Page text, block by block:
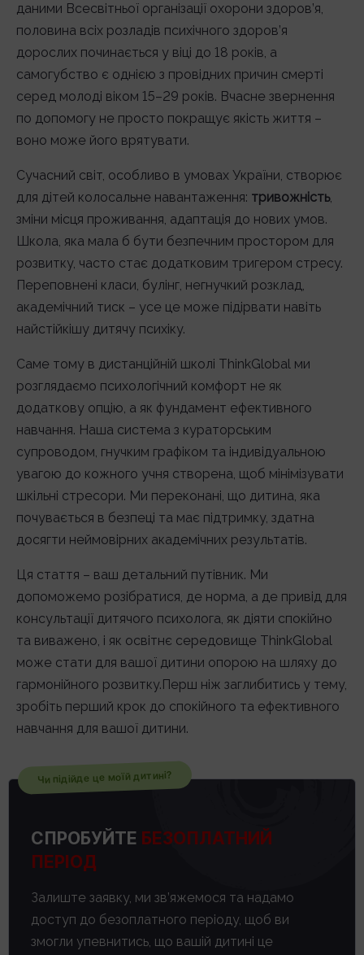
даними Всесвітньої організації охорони здоров’я,
половина всіх розладів психічного здоров’я
дорослих починається у віці до 18 років, а
самогубство є однією з провідних причин смерті
серед молоді віком 15–29 років. Вчасне звернення
по допомогу не просто покращує якість життя –
воно може його врятувати.
Сучасний світ, особливо в умовах України, створює
для дітей колосальне навантаження: тривожність,
зміни місця проживання, адаптація до нових умов.
Школа, яка мала б бути безпечним простором для
розвитку, часто стає додатковим тригером стресу.
Переповнені класи, булінг, негнучкий розклад,
академічний тиск – усе це може підірвати навіть
найстійкішу дитячу психіку.
Саме тому в дистанційній школі ThinkGlobal ми
розглядаємо психологічний комфорт не як
додаткову опцію, а як фундамент ефективного
навчання. Наша система з кураторським
супроводом, гнучким графіком та індивідуальною
увагою до кожного учня створена, щоб мінімізувати
шкільні стресори. Ми переконані, що дитина, яка
почувається в безпеці та має підтримку, здатна
досягти неймовірних академічних результатів.
Ця стаття – ваш детальний путівник. Ми
допоможемо розібратися, де норма, а де привід для
консультації дитячого психолога, як діяти спокійно
та виважено, і як освітнє середовище ThinkGlobal
може стати для вашої дитини опорою на шляху до
гармонійного розвитку.Перш ніж заглибитись у тему,
зробіть перший крок до спокійного та ефективного
навчання для вашої дитини.
Чи підійде це моїй дитині?
СПРОБУЙТЕ БЕЗОПЛАТНИЙ
ПЕРІОД
Залиште заявку, ми зв’яжемося та надамо
доступ до безоплатного періоду, щоб ви
змогли упевнитись, що вашій дитині це